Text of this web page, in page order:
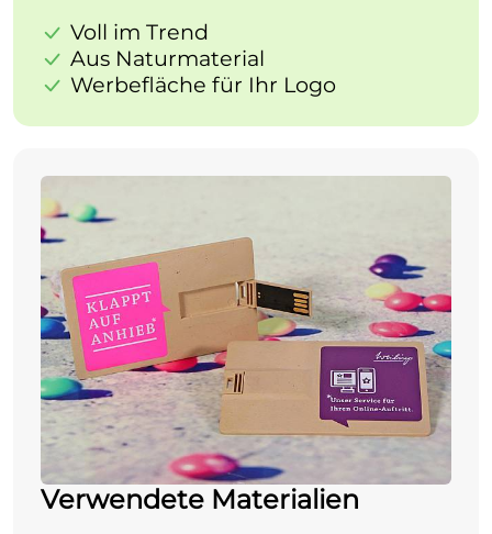
Voll im Trend
Aus Naturmaterial
Werbefläche für Ihr Logo
Verwendete Materialien